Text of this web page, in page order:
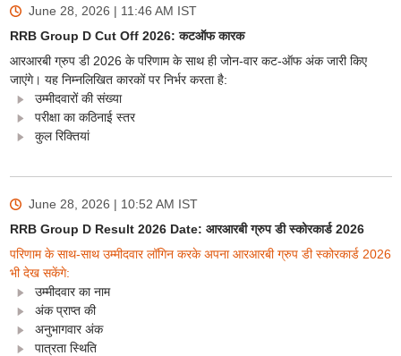
June 28, 2026 | 11:46 AM IST
RRB Group D Cut Off 2026: कटऑफ कारक
आरआरबी ग्रुप डी 2026 के परिणाम के साथ ही जोन-वार कट-ऑफ अंक जारी किए
जाएंगे। यह निम्नलिखित कारकों पर निर्भर करता है:
उम्मीदवारों की संख्या
परीक्षा का कठिनाई स्तर
कुल रिक्तियां
June 28, 2026 | 10:52 AM IST
RRB Group D Result 2026 Date: आरआरबी ग्रुप डी स्कोरकार्ड 2026
परिणाम के साथ-साथ उम्मीदवार लॉगिन करके अपना आरआरबी ग्रुप डी स्कोरकार्ड 2026
भी देख सकेंगे:
उम्मीदवार का नाम
अंक प्राप्त की
अनुभागवार अंक
पात्रता स्थिति